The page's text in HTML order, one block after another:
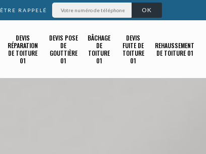
ÊTRE RAPPELÉ
DEVIS
RÉPARATION
DE TOITURE
01
DEVIS POSE
DE
GOUTTIÈRE
01
BÂCHAGE
DE
TOITURE
01
DEVIS
FUITE DE
TOITURE
01
REHAUSSEMENT
DE TOITURE 01